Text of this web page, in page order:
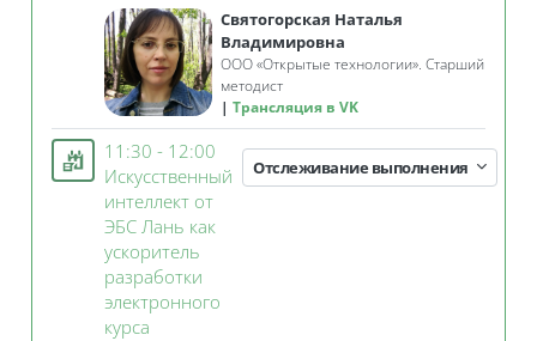
Святогорская Наталья
Владимировна
ООО «Открытые технологии». Старший
методист
Трансляция в VK
11:30 - 12:00
Искусственный
интеллект от
ЭБС Лань как
ускоритель
разработки
электронного
курса
Отслеживание выполнения